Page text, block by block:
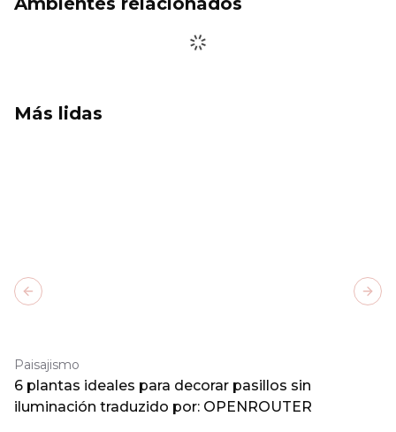
Más lidas
Paisajismo
6 plantas ideales para decorar pasillos sin
iluminación traduzido por: OPENROUTER
Previous slide